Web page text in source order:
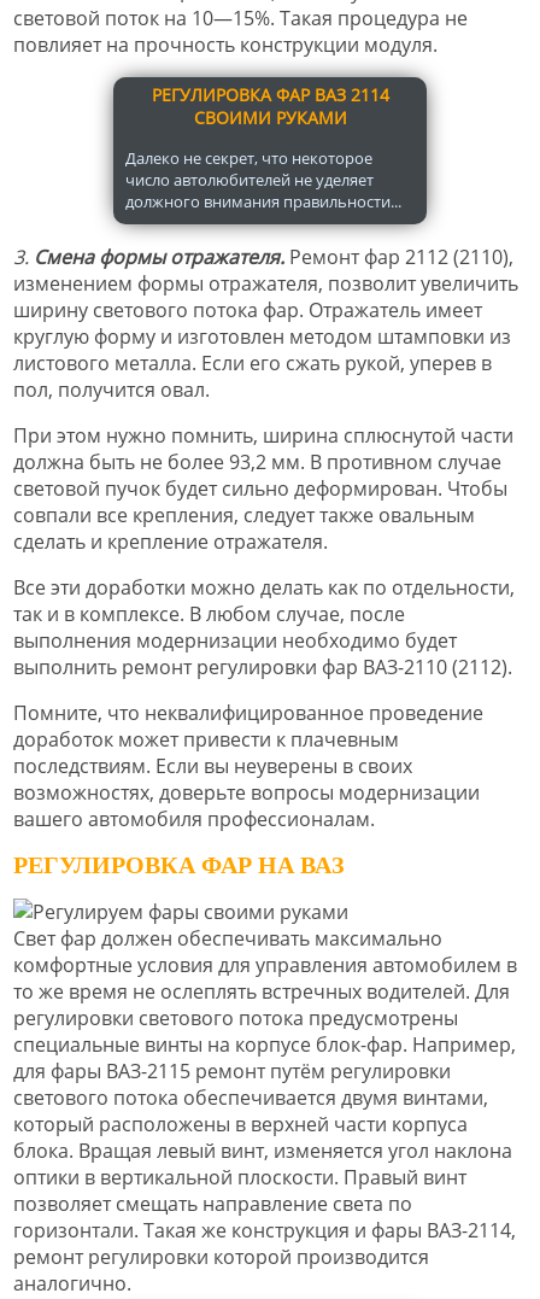
световой поток на 10—15%. Такая процедура не
повлияет на прочность конструкции модуля.
РЕГУЛИРОВКА ФАР ВАЗ 2114
СВОИМИ РУКАМИ
Далеко не секрет, что некоторое
число автолюбителей не уделяет
должного внимания правильности...
3. Смена формы отражателя. Ремонт фар 2112 (2110),
изменением формы отражателя, позволит увеличить
ширину светового потока фар. Отражатель имеет
круглую форму и изготовлен методом штамповки из
листового металла. Если его сжать рукой, уперев в
пол, получится овал.
При этом нужно помнить, ширина сплюснутой части
должна быть не более 93,2 мм. В противном случае
световой пучок будет сильно деформирован. Чтобы
совпали все крепления, следует также овальным
сделать и крепление отражателя.
Все эти доработки можно делать как по отдельности,
так и в комплексе. В любом случае, после
выполнения модернизации необходимо будет
выполнить ремонт регулировки фар ВАЗ-2110 (2112).
Помните, что неквалифицированное проведение
доработок может привести к плачевным
последствиям. Если вы неуверены в своих
возможностях, доверьте вопросы модернизации
вашего автомобиля профессионалам.
РЕГУЛИРОВКА ФАР НА ВАЗ
Свет фар должен обеспечивать максимально
комфортные условия для управления автомобилем в
то же время не ослеплять встречных водителей. Для
регулировки светового потока предусмотрены
специальные винты на корпусе блок-фар. Например,
для фары ВАЗ-2115 ремонт путём регулировки
светового потока обеспечивается двумя винтами,
который расположены в верхней части корпуса
блока. Вращая левый винт, изменяется угол наклона
оптики в вертикальной плоскости. Правый винт
позволяет смещать направление света по
горизонтали. Такая же конструкция и фары ВАЗ-2114,
ремонт регулировки которой производится
аналогично.